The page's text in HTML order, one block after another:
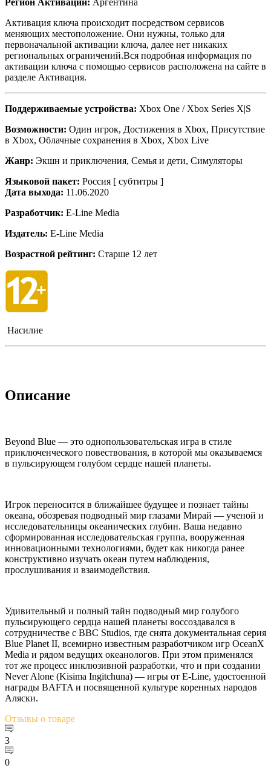
Активация ключа происходит посредством сервисов
меняющих местоположение. Они нужны, только для
первоначальной активации ключа, далее нет никаких
региональных ограничений.Вся подробная информация по
активации ключа с помощью сервисов расположена на сайте в
разделе Активация.
Поддерживаемые устройства: Xbox One / Xbox Series X|S
Возможности: Один игрок, Достижения в Xbox, Присутствие
в Xbox, Облачные сохранения в Xbox, Xbox Live
Жанр: Экшн и приключения, Семья и дети, Симуляторы
Языковой пакет: Россия [ субтитры ]
Дата выхода: 11.06.2020
Разработчик: E-Line Media
Издатель: E-Line Media
Возрастной рейтинг: Старше 12 лет
Насилие
Описание
Beyond Blue — это однопользовательская игра в стиле
приключенческого повествования, в которой мы оказываемся
в пульсирующем голубом сердце нашей планеты.
Игрок переносится в ближайшее будущее и познает тайны
океана, обозревая подводный мир глазами Мирай — ученой и
исследовательницы океанических глубин. Ваша недавно
сформированная исследовательская группа, вооруженная
инновационными технологиями, будет как никогда ранее
конструктивно изучать океан путем наблюдения,
прослушивания и взаимодействия.
Удивительный и полный тайн подводный мир голубого
пульсирующего сердца нашей планеты воссоздавался в
сотрудничестве с BBC Studios, где снята документальная серия
Blue Planet II, всемирно известным разработчиком игр OceanX
Media и рядом ведущих океанологов. При этом применялся
тот же процесс инклюзивной разработки, что и при создании
Never Alone (Kisima Ingitchuna) — игры от E-Line, удостоенной
награды BAFTA и посвященной культуре коренных народов
Аляски.
Отзывы о товаре
3
0